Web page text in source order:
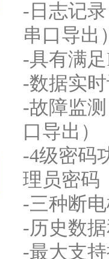
-日志记
串口导出
-具有满
-数据实
-故障监
口导出）
-4级密码
理员密码
-三种断
-历史数
-最大支